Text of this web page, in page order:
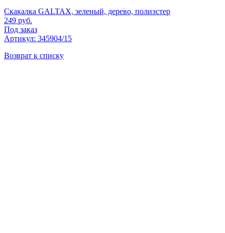
Скакалка GALTAX, зеленый, дерево, полиэстер
249 руб.
Под заказ
Артикул: 345904/15
Возврат к списку